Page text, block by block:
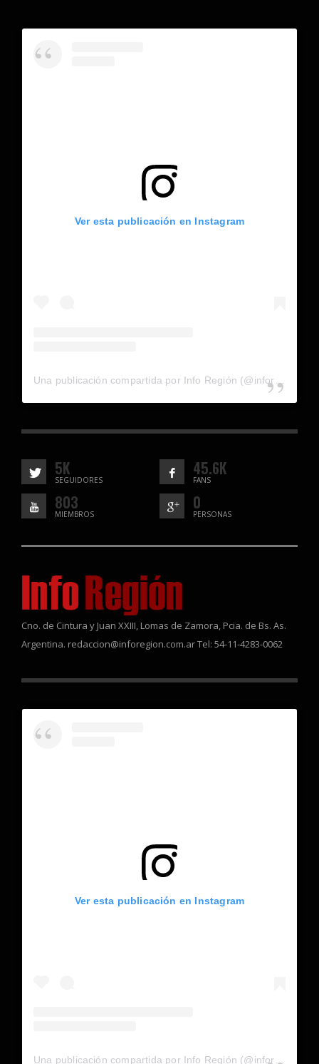
Ver esta publicación en Instagram
5K
SEGUIDORES
45.6K
FANS
803
MIEMBROS
0
PERSONAS
Cno. de Cintura y Juan XXIII, Lomas de Zamora, Pcia. de Bs. As.
Argentina. redaccion@inforegion.com.ar Tel: 54-11-4283-0062
Ver esta publicación en Instagram
Una publicación compartida por Info Región (@inforegion_redes)